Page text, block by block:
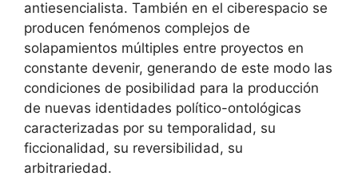
antiesencialista. También en el ciberespacio se
producen fenómenos complejos de
solapamientos múltiples entre proyectos en
constante devenir, generando de este modo las
condiciones de posibilidad para la producción
de nuevas identidades político-ontológicas
caracterizadas por su temporalidad, su
ficcionalidad, su reversibilidad, su
arbitrariedad.